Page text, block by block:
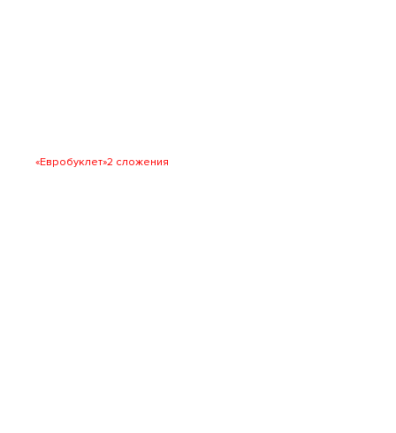
«Евробуклет»2 сложения